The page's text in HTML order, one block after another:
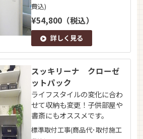
費込)
¥54,800（税込）
詳しく見る
スッキリーナ クローゼ
ットパック
ライフスタイルの変化に合わ
せて収納も変更！子供部屋や
書斎にもオススメです。
標準取付工事(商品代･取付施工